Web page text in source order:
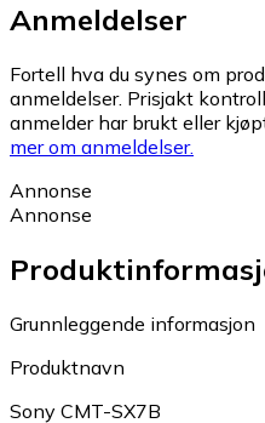
Anmeldelser
Fortell hva du synes om
anmeldelser. Prisjakt
anmelder har brukt eller
mer om anmeldelser.
Annonse
Annonse
Grunnleggende informasjon
Produktnavn
Sony CMT-SX7B